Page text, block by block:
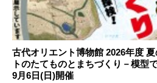
古代オリエント博物館 2026年度
トのたてものとまちづくり－模型
9月6日(日)開催